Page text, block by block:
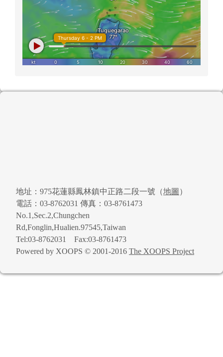
地址：975花蓮縣鳳林鎮中正路二段一號（地圖 ）
電話：03-8762031 傳真：03-8761473
No.1,Sec.2,Chungchen
Rd,Fonglin,Hualien.97545,Taiwan
Tel:03-8762031 Fax:03-8761473
Powered by XOOPS © 2001-2016 The XOOPS Project